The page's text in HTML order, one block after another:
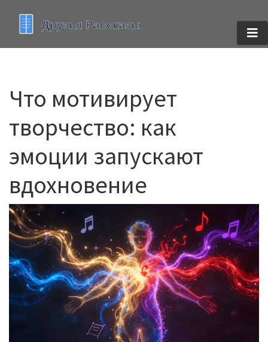
Что мотивирует
творчество: как
эмоции запускают
вдохновение